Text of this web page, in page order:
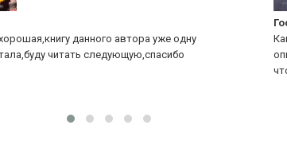
Как милостив и благ Господь!!! Та проблема, которая
описана в этой книге была самой настоящей копией того